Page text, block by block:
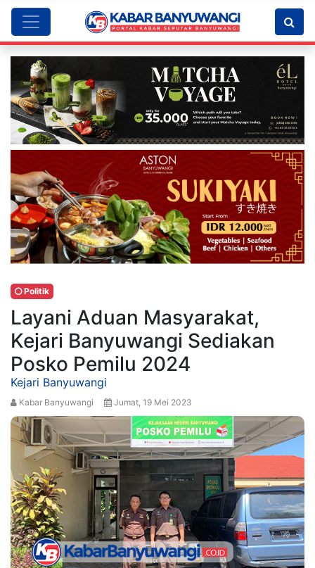
Politik
Layani Aduan Masyarakat,
Kejari Banyuwangi Sediakan
Posko Pemilu 2024
Kejari Banyuwangi
Kabar Banyuwangi Jumat, 19 Mei 2023